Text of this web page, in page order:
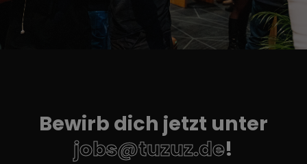
Bewirb dich jetzt unter
jobs@tuzuz.de!